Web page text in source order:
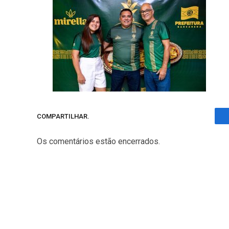
COMPARTILHAR.
Os comentários estão encerrados.